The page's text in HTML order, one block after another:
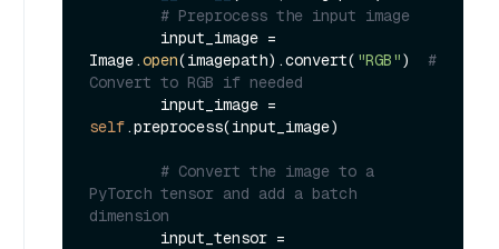
# Preprocess the input image
Image.open(imagepath).convert( "RGB") #
Convert to RGB if needed
self.preprocess(input_image)
# Convert the image to a
PyTorch tensor and add a batch
dimension